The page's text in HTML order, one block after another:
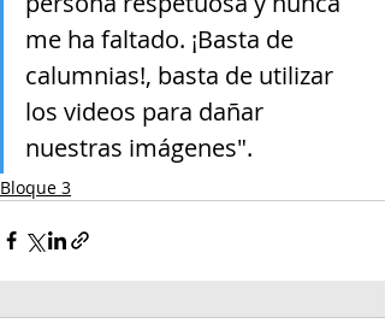
me ha faltado. ¡Basta de
calumnias!, basta de utilizar
los videos para dañar
nuestras imágenes".
Bloque 3